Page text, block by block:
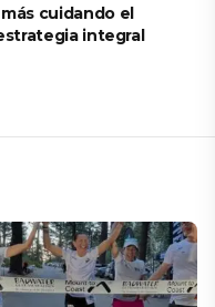
cuidando el
integral